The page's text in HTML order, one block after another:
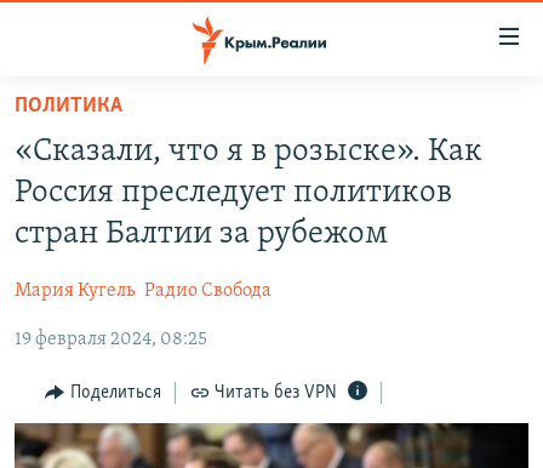
Вернуться
основному
содержанию
главной
навигации
Вернутся
поиску
СПЕЦПРОЕКТЫ
11 ЛЕТ ОККУПАЦИИ КРЫМА. 11 ИСТОРИЙ СОПРОТИВЛЕНИЯ
ЕЩЕ
ИНТЕРАКТИВ
ИНФОГРАФИКА
ТЕЛЕПРОЕКТ КРЫМ.РЕАЛИИ
РАДІО СВОБОДА
КАК ОБОЙТИ БЛОКИРОВКУ
Українською
ПОЛИТИКА
«Сказали, что я в розыске». Как
Россия преследует политиков
стран Балтии за рубежом
Мария Кугель Радио Свобода
19 февраля 2024, 08:25
Поделиться Читать без VPN